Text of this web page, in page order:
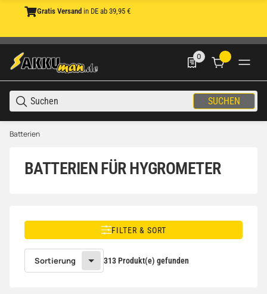
Gratis Versandin DE ab 39,95 €
4,61 Sterne Trusted Shops mit Käuferschutz
SUCHEN
0
0 Produkte in der
Batterien
BATTERIEN FÜR HYGROMETER
FILTER & SORT
Sortierung 313 Produkt(e) gefunden